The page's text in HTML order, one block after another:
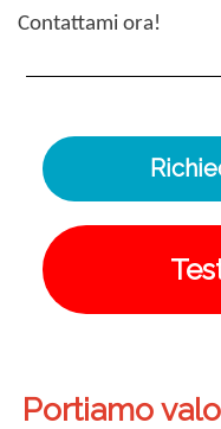
Contattami ora!
Portiamo